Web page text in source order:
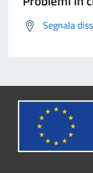
Segnala